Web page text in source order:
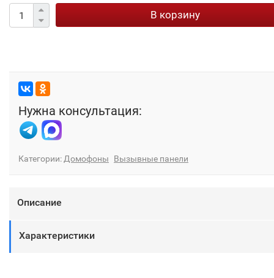
В корзину
Нужна консультация:
Категории:Домофоны Вызывные панели
Описание
Характеристики